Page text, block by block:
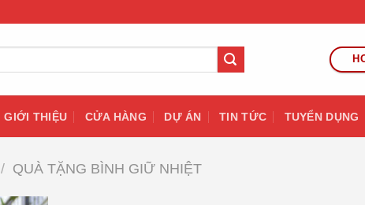
GIỚI THIỆU CỬA HÀNG DỰ ÁN TIN TỨC TUYỂN DỤNG
/ QUÀ TẶNG BÌNH GIỮ NHIỆT